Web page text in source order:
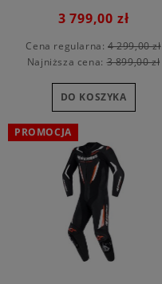
3 799,00 zł
Cena regularna: 4 299,00 zł
Najniższa cena:3 899,00 zł
DO KOSZYKA
PROMOCJA